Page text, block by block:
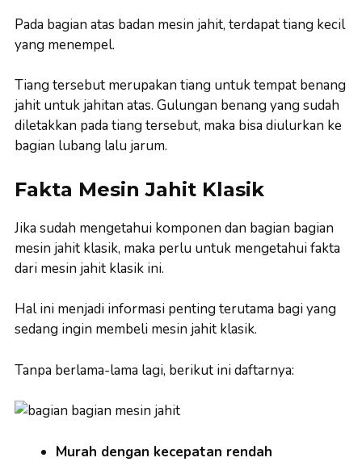
Pada bagian atas badan mesin jahit, terdapat tiang kecil
yang menempel.
Tiang tersebut merupakan tiang untuk tempat benang
jahit untuk jahitan atas. Gulungan benang yang sudah
diletakkan pada tiang tersebut, maka bisa diulurkan ke
bagian lubang lalu jarum.
Fakta Mesin Jahit Klasik
Jika sudah mengetahui komponen dan bagian bagian
mesin jahit klasik, maka perlu untuk mengetahui fakta
dari mesin jahit klasik ini.
Hal ini menjadi informasi penting terutama bagi yang
sedang ingin membeli mesin jahit klasik.
Tanpa berlama-lama lagi, berikut ini daftarnya:
Murah dengan kecepatan rendah